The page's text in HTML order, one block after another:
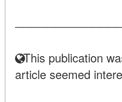
This publication
article seemed